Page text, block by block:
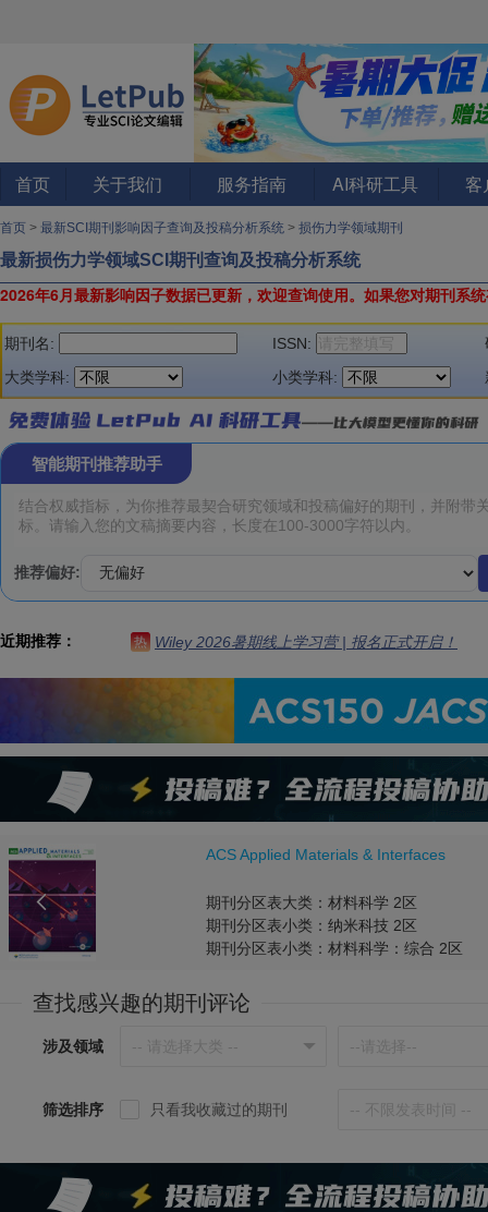
首页 关于我们 服务指南 AI科研工具 客
首页 > 最新SCI期刊影响因子查询及投稿分析系统 > 损伤力学领域期刊
最新损伤力学领域SCI期刊查询及投稿分析系统
2026年6月最新影响因子数据已更新，欢迎查询使用。 如果您对期刊系
期刊名: ISSN:
大类学科:
小类学科:
智能期刊推荐助手
推荐偏好:
近期推荐： 热 Wiley 2026暑期线上学习营 | 报名正式开启！
Science of The Total Environment
期刊分区表大类： 0区

查找感兴趣的期刊评论
涉及领域
筛选排序 只看我收藏过的期刊